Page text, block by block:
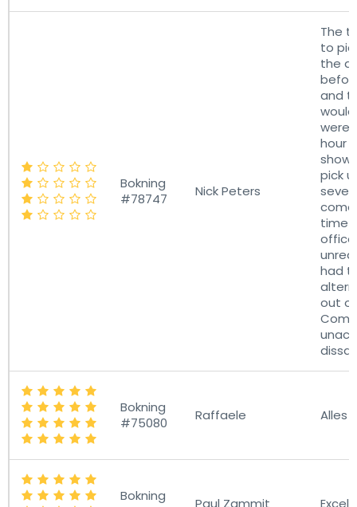
Bokning
#78747
Nick Peters
The
to
the
and
were
hour
pick
time
office
had
out
Bokning
#75080
Raffaele Alles
Bokning
Paul Zammit